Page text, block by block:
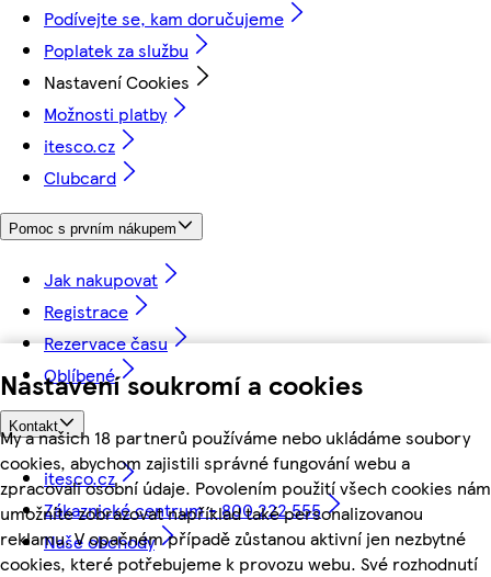
Nastavení soukromí a cookies
My a našich 18 partnerů používáme nebo ukládáme soubory
cookies, abychom zajistili správné fungování webu a
zpracovali osobní údaje. Povolením použití všech cookies nám
umožníte zobrazovat například také personalizovanou
reklamu. V opačném případě zůstanou aktivní jen nezbytné
cookies, které potřebujeme k provozu webu. Své rozhodnutí
Podívejte se, kam doručujeme
Poplatek za službu
Nastavení Cookies
Možnosti platby
itesco.cz
Clubcard
Pomoc s prvním nákupem
Jak nakupovat
Registrace
Rezervace času
Oblíbené
Kontakt
itesco.cz
Zákaznické centrum - 800 222 555
Naše obchody